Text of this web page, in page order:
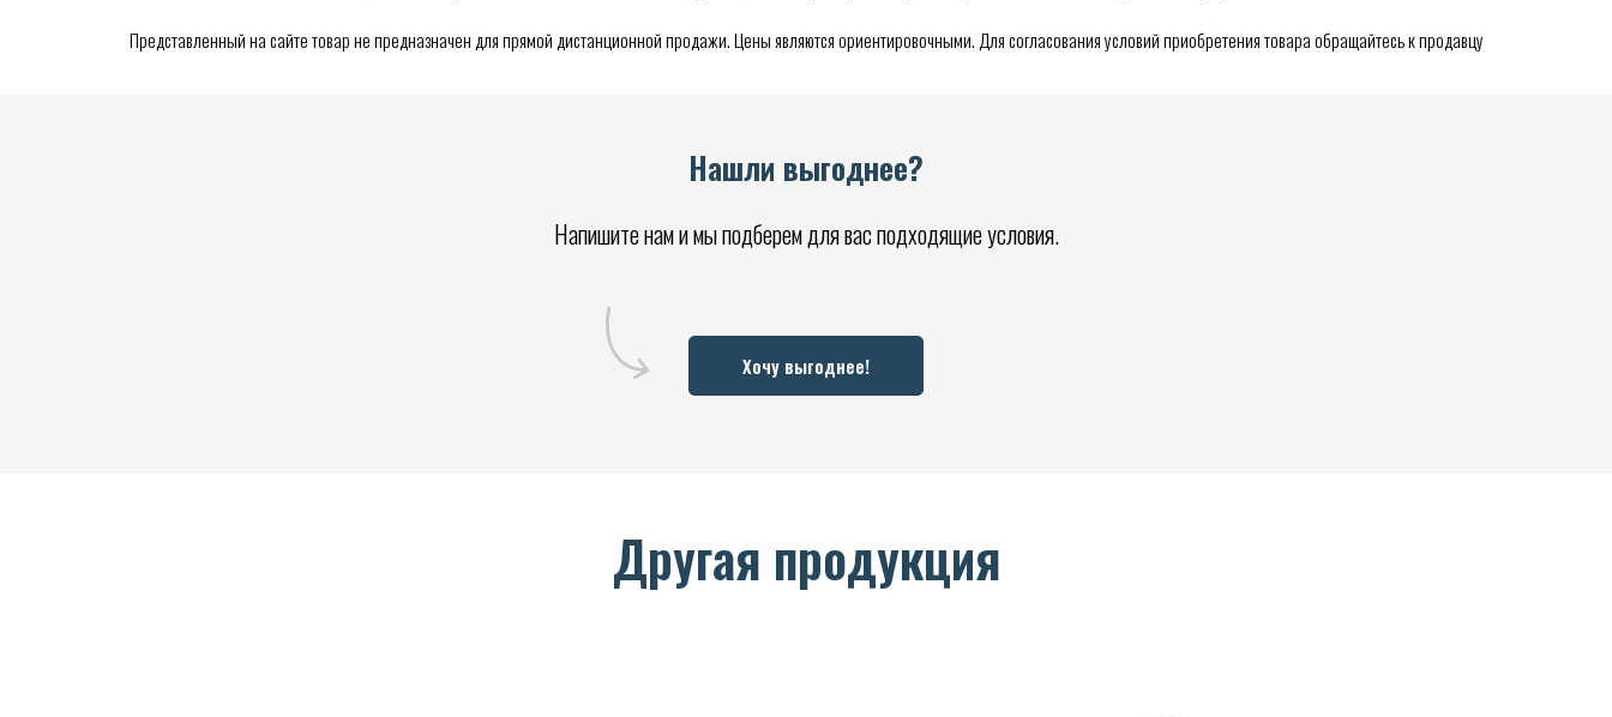
Представленный на сайте товар не предназначен для прямой дистанционной продажи. Цены являются ориентировочными. Для согласования условий приобретения товара обращайтесь к продавцу
Нашли выгоднее?
Напишите нам и мы подберем для вас подходящие условия.
Хочу выгоднее!
Другая продукция